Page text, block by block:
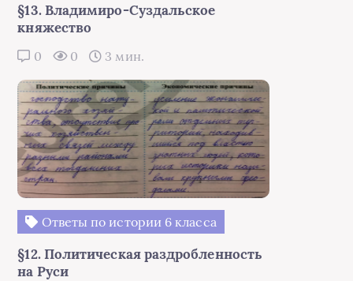
§13. Владимиро-Суздальское
княжество
0 0 3 мин.
Ответы по истории 6 класса
§12. Политическая раздробленность
на Руси